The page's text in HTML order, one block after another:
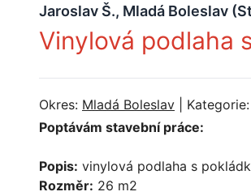
Jaroslav Š., Mladá Boleslav
Vinylová podlaha
Okres: Mladá Boleslav |
Poptávám stavební práce:
Popis: vinylová podlaha s
Rozměr: 26 m2